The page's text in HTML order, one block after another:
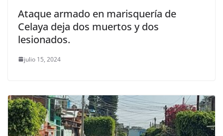
Ataque armado en marisquería de
Celaya deja dos muertos y dos
lesionados.
julio 15, 2024